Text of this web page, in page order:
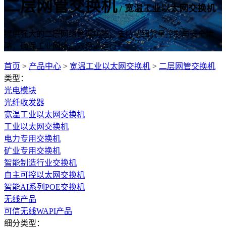
二层网管交换机/ 宽温工业以太网交换机
提供强大的二层网络管理功能，支持精细流量控制与安全策
略，确保工业网络高效稳定运行！
首页 > 产品中心 > 宽温工业以太网交换机 > 二层网管交换机
类型：
光电模块
光纤收发器
宽温工业以太网交换机
工业以太网交换机
电力专用交换机
矿业专用交换机
智能制造行业交换机
自主可控以太网交换机
智能AI系列POE交换机
无线产品
可信无线WAPI产品
细分类型：